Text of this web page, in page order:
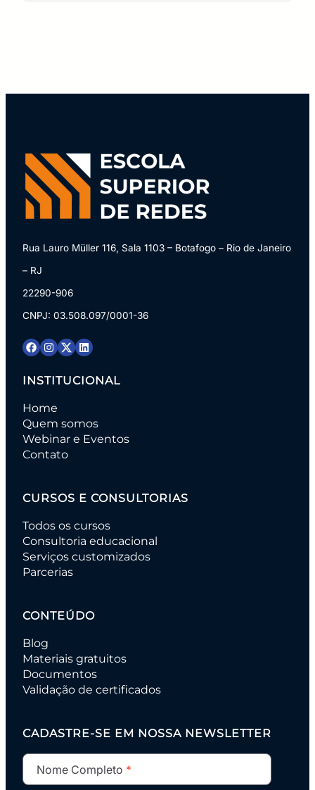
Rua Lauro Müller 116, Sala 1103 – Botafogo – Rio de Janeiro
– RJ
22290-906
CNPJ: 03.508.097/0001-36
INSTITUCIONAL
Home
Quem somos
Webinar e Eventos
Contato
CURSOS E CONSULTORIAS
Todos os cursos
Consultoria educacional
Serviços customizados
Parcerias
CONTEÚDO
Blog
Materiais gratuitos
Documentos
Validação de certificados
CADASTRE-SE EM NOSSA NEWSLETTER
Nome Completo